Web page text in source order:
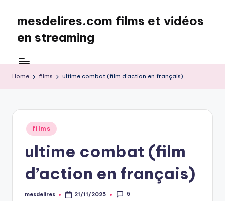
content
mesdelires.com films et vidéos
en streaming
:
film
et
complet
français
Home films ultime combat (film d’action en français)
Posted
in
films
ultime combat (film
d’action en français)
Posted
mesdelires 21/11/2025 5